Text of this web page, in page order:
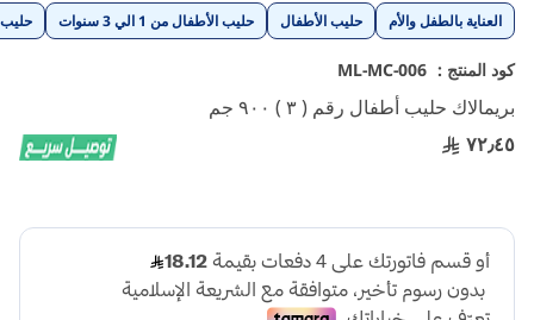
العناية بالطفل والأم حليب الأطفال حليب الأطفال من 1 الي 3 سنوات
كود المنتج : ML-MC-006
بريمالاك حليب أطفال رقم ( ٣ ) ٩٠٠ جم
٧٢٫٤٥
تخطي
إلى
بداية
معرض
الصور